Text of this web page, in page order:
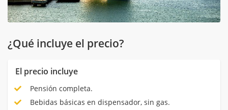
¿Qué incluye el precio?
El precio incluye
Pensión completa.
Bebidas básicas en dispensador, sin gas.